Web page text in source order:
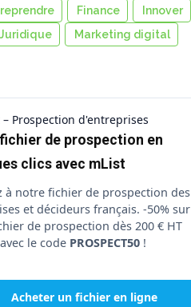
Finance
Innover
Juridique
Marketing digital
de prospection en
clics avec mList
à notre fichier de prospection des
et décideurs français. -50% sur
de prospection dès 200 € HT
le code PROSPECT50!
Acheter un fichier en ligne